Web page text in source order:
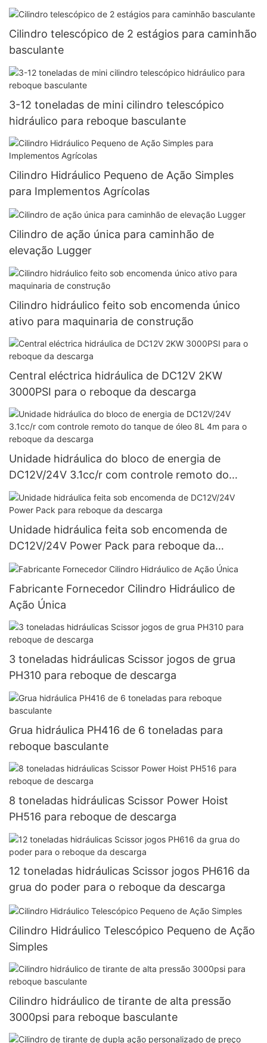
Cilindro telescópico de 2 estágios para caminhão
basculante
3-12 toneladas de mini cilindro telescópico
hidráulico para reboque basculante
Cilindro Hidráulico Pequeno de Ação Simples
para Implementos Agrícolas
Cilindro de ação única para caminhão de
elevação Lugger
Cilindro hidráulico feito sob encomenda único
ativo para maquinaria de construção
Central eléctrica hidráulica de DC12V 2KW
3000PSI para o reboque da descarga
Unidade hidráulica do bloco de energia de
DC12V/24V 3.1cc/r com controle remoto do
tanque de óleo 8L 4m para o reboque da
descarga
Unidade hidráulica feita sob encomenda de
DC12V/24V Power Pack para reboque da
descarga
Fabricante Fornecedor Cilindro Hidráulico de
Ação Única
3 toneladas hidráulicas Scissor jogos de grua
PH310 para reboque de descarga
Grua hidráulica PH416 de 6 toneladas para
reboque basculante
8 toneladas hidráulicas Scissor Power Hoist
PH516 para reboque de descarga
12 toneladas hidráulicas Scissor jogos PH616 da
grua do poder para o reboque da descarga
Cilindro Hidráulico Telescópico Pequeno de Ação
Simples
Cilindro hidráulico de tirante de alta pressão
3000psi para reboque basculante